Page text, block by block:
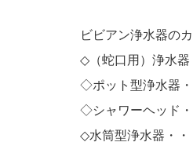
ビビアン浄水器の
◇（蛇口用）浄水
◇ポット型浄水器
◇シャワーヘッド
◇水筒型浄水器・・